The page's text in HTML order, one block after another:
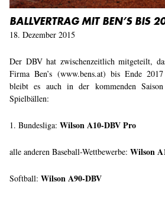
BALLVERTRAG MIT BEN’S BIS
18. Dezember 2015
Der DBV hat zwischenzeitlich mitgeteilt,
Firma Ben’s (www.bens.at) bis Ende
bleibt es auch in der kommenden
Spielbällen:
1. Bundesliga: Wilson A10-DBV Pro
alle anderen Baseball-Wettbewerbe: Wilson
Softball: Wilson A90-DBV